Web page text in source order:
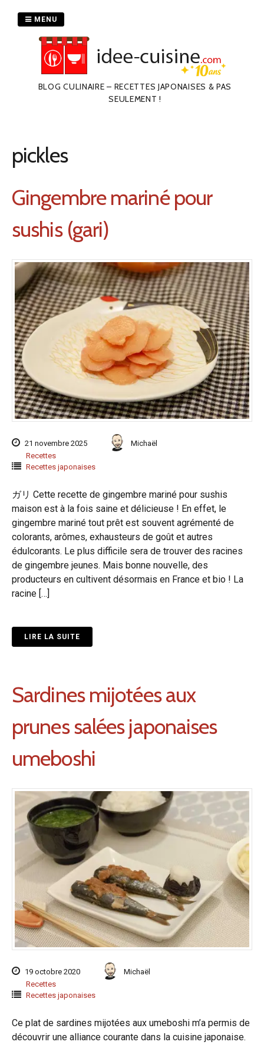
BLOG CULINAIRE – RECETTES JAPONAISES & PAS
SEULEMENT !
MENU
pickles
Gingembre mariné pour
sushis (gari)
21 novembre 2025
Michaël
Recettes
Recettes japonaises
ガリ Cette recette de gingembre mariné pour sushis
maison est à la fois saine et délicieuse ! En effet, le
gingembre mariné tout prêt est souvent agrémenté de
colorants, arômes, exhausteurs de goût et autres
édulcorants. Le plus difficile sera de trouver des racines
de gingembre jeunes. Mais bonne nouvelle, des
producteurs en cultivent désormais en France et bio ! La
racine […]
LIRE LA SUITE
Sardines mijotées aux
prunes salées japonaises
umeboshi
19 octobre 2020
Michaël
Recettes
Recettes japonaises
Ce plat de sardines mijotées aux umeboshi m’a permis de
découvrir une alliance courante dans la cuisine japonaise.